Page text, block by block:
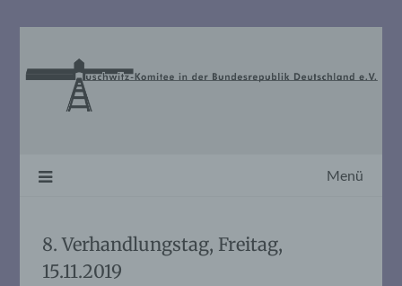
Menü
8. Verhandlungstag, Freitag,
15.11.2019